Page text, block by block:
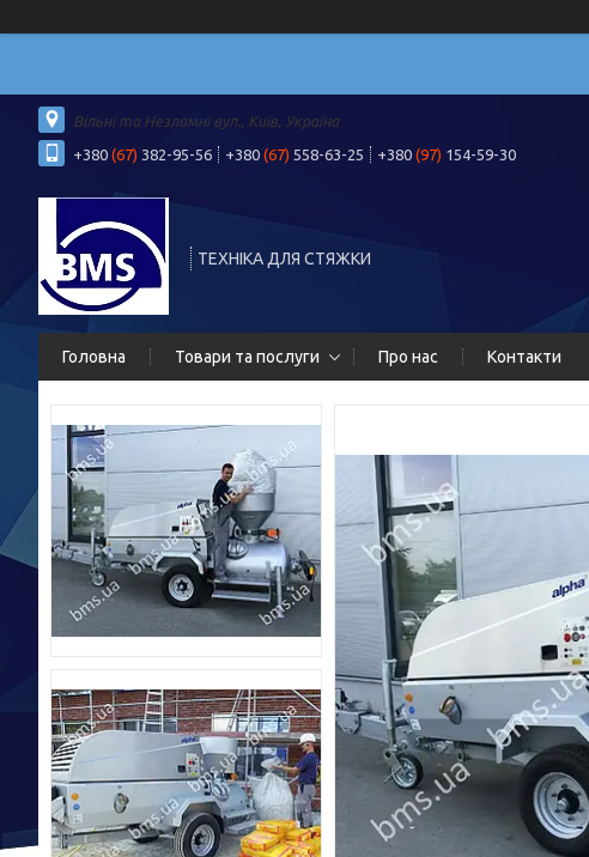
Вільні та Незламні вул., Київ, Україна
+380 (67) 382-95-56 +380 (67) 558-63-25 +380 (97) 154-59-30
ТЕХНІКА ДЛЯ СТЯЖКИ
Головна Товари та послуги Про нас Контакти